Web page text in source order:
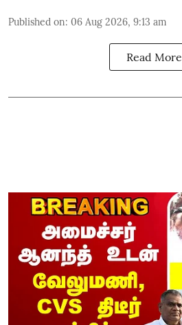
Published on: 06 Aug 2026, 9:13 am
Read More